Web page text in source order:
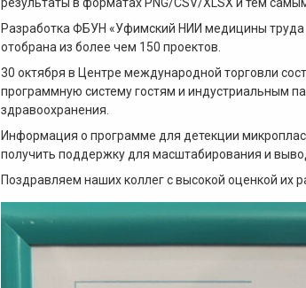
Разработка ФБУН «Уфимский НИИ медицины труда
отобрана из более чем 150 проектов.
30 октября в Центре международной торговли
программную систему гостям и индустриальным
здравоохранения.
Информация о программе для детекции
получить поддержку для масштабирования и
Поздравляем наших коллег с высокой оценкой их